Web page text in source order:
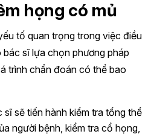
họng có mủ
tố quan trọng trong việc điều
sĩ lựa chọn phương pháp
trình chẩn đoán có thể bao
sĩ sẽ tiến hành kiểm tra tổng thể
người bệnh, kiểm tra cổ họng,